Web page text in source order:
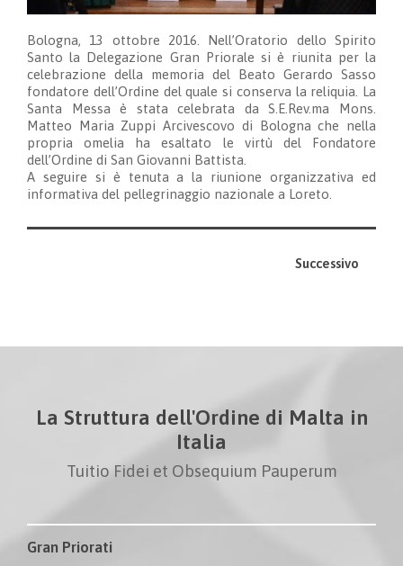
Bologna, 13 ottobre 2016. Nell’Oratorio dello Spirito
Santo la Delegazione Gran Priorale si è riunita per la
celebrazione della memoria del Beato Gerardo Sasso
fondatore dell’Ordine del quale si conserva la reliquia. La
Santa Messa è stata celebrata da S.E.Rev.ma Mons.
Matteo Maria Zuppi Arcivescovo di Bologna che nella
propria omelia ha esaltato le virtù del Fondatore
dell’Ordine di San Giovanni Battista.
A seguire si è tenuta a la riunione organizzativa ed
informativa del pellegrinaggio nazionale a Loreto.
Successivo
La Struttura dell'Ordine di Malta in
Italia
Tuitio Fidei et Obsequium Pauperum
Gran Priorati